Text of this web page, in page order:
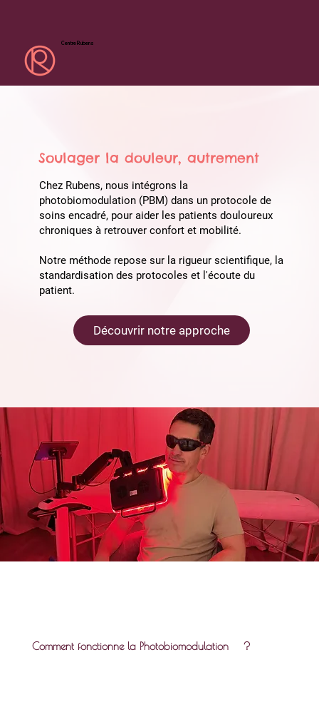
Centre Rubens
Soulager la douleur, autrement
Chez Rubens, nous intégrons la
photobiomodulation (PBM) dans un protocole de
soins encadré, pour aider les patients douloureux
chroniques à retrouver confort et mobilité.
Notre méthode repose sur la rigueur scientifique, la
standardisation des protocoles et l'écoute du
patient.
Découvrir notre approche
Comment fonctionne la Photobiomodulation ?